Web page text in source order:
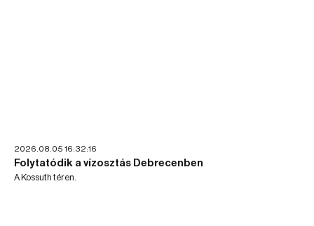
2026.08.05 16:32:16
Folytatódik a vízosztás Debrecenben
A Kossuth téren.